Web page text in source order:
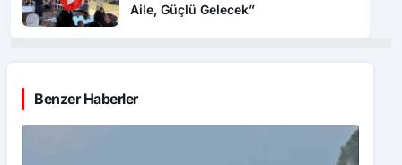
Aile, Güçlü Gelecek”
Benzer Haberler